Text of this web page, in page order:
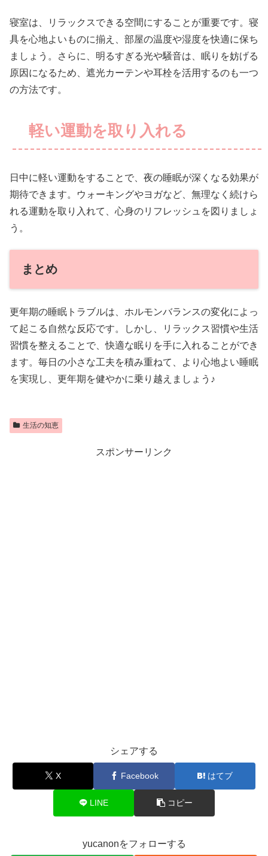
寝室は、リラックスできる空間にすることが重要です。寝
具を心地よいものに揃え、部屋の温度や湿度を快適に保ち
ましょう。さらに、明るすぎる光や騒音は、眠りを妨げる
原因になるため、遮光カーテンや耳栓を活用するのも一つ
の方法です。
軽い運動を取り入れる
日中に軽い運動をすることで、夜の睡眠が深くなる効果が
期待できます。ウォーキングやヨガなど、無理なく続けら
れる運動を取り入れて、心身のリフレッシュを図りましょ
う。
まとめ
更年期の睡眠トラブルは、ホルモンバランスの変化によっ
て起こる自然な反応です。しかし、リラックス習慣や生活
習慣を整えることで、快適な眠りを手に入れることができ
ます。毎日の小さな工夫を積み重ねて、より心地よい睡眠
を実現し、更年期を健やかに乗り越えましょう♪
生活の知恵
スポンサーリンク
シェアする
X Facebook はてブ
LINE コピー
yucanonをフォローする